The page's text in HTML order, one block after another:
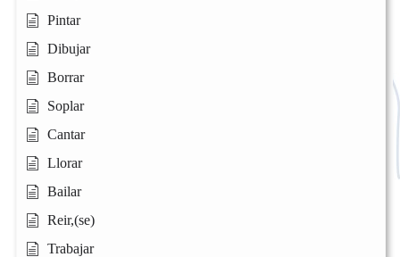
Pintar
Dibujar
Borrar
Soplar
Cantar
Llorar
Bailar
Reir,(se)
Trabajar